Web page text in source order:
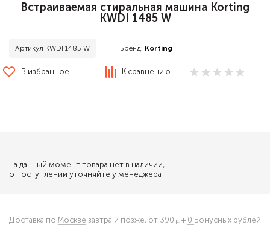
Встраиваемая стиральная машина Korting
KWDI 1485 W
Артикул KWDI 1485 W Бренд: Korting
В избранное К сравнению
на данный момент товара нет в наличии,
о поступлении уточняйте у менеджера
Доставка по Москве завтра и позже, от 390 + 0 Бонусных рублей